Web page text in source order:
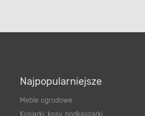
Najpopularniejsze
Meble ogrodowe
Kosiarki, kosy, podkaszarki